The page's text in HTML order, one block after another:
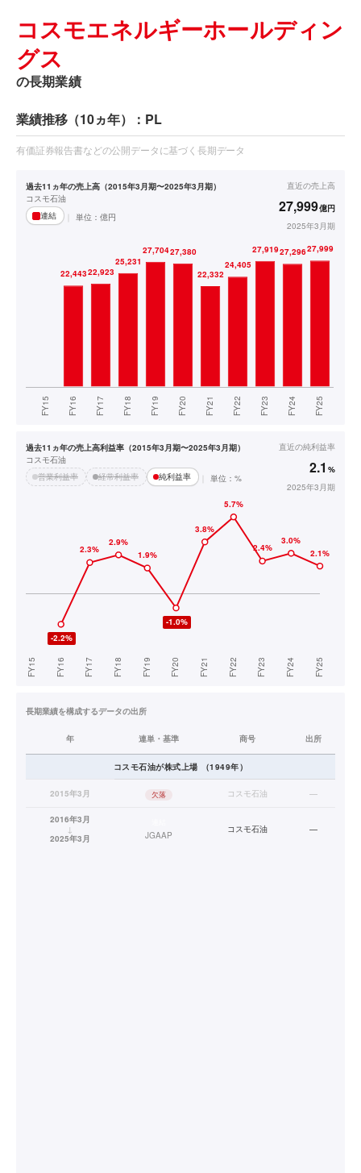
コスモエネルギーホールディン
グス
の長期業績
業績推移（10ヵ年）：PL
有価証券報告書などの公開データに基づく長期データ
過去11ヵ年の売上高（2015年3月期〜2025年3月期）
コスモ石油
連結
単位： 億円
直近の売上高
27,999億円
2025年3月期
過去11ヵ年の売上高利益率（2015年3月期〜2025年3月期）
コスモ石油
営業利益率
経常利益率 純利益率 単位：%
直近の純利益率
2.1 %
2025年3月期
長期業績を構成するデータの出所
年 連単・基準 商号 出所
コスモ石油が株式上場 （1949年）
2015年3月 欠落 コスモ石油 —
2016年3月
↓
2025年3月
JGAAP
コスモ石油 —